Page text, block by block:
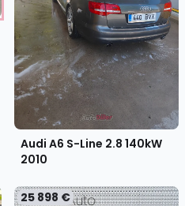
Audi A6 S-Line 2.8 140kW
2010
25 898 €